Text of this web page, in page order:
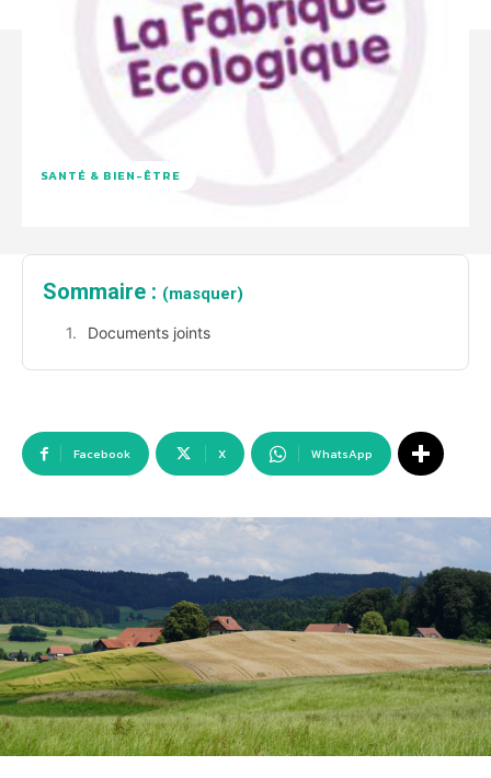
SANTÉ & BIEN-ÊTRE
Sommaire : (masquer)
Documents joints
Facebook X WhatsApp